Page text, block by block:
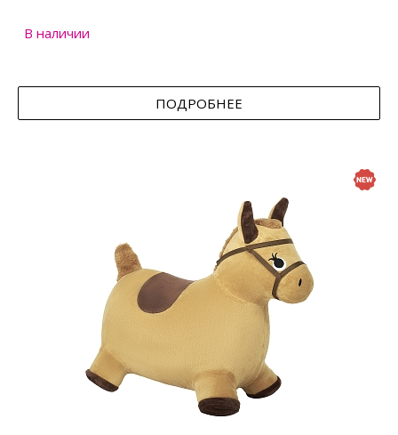
В наличии
ПОДРОБНЕЕ